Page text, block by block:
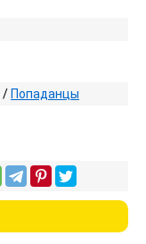
/ Попаданцы